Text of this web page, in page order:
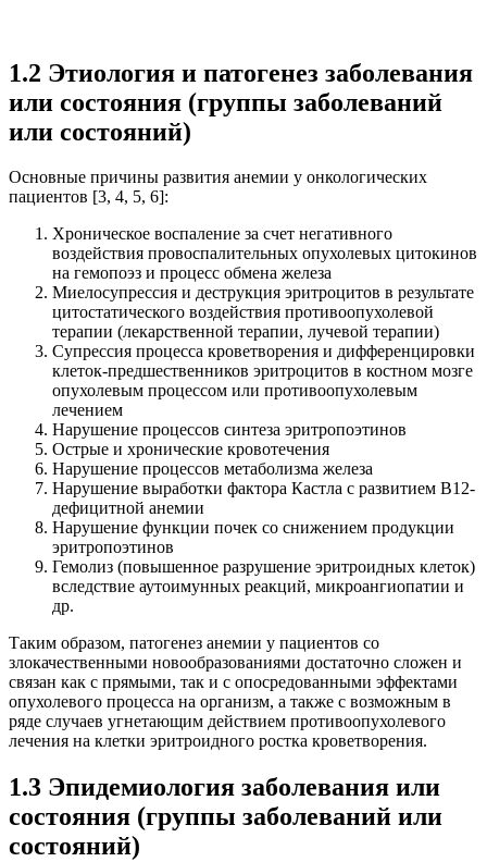
1.2 Этиология и патогенез заболевания
или состояния (группы заболеваний
или состояний)
Основные причины развития анемии у онкологических
пациентов [3, 4, 5, 6]:
Хроническое воспаление за счет негативного
воздействия провоспалительных опухолевых цитокинов
на гемопоэз и процесс обмена железа
Миелосупрессия и деструкция эритроцитов в результате
цитостатического воздействия противоопухолевой
терапии (лекарственной терапии, лучевой терапии)
Супрессия процесса кроветворения и дифференцировки
клеток-предшественников эритроцитов в костном мозге
опухолевым процессом или противоопухолевым
лечением
Нарушение процессов синтеза эритропоэтинов
Острые и хронические кровотечения
Нарушение процессов метаболизма железа
Нарушение выработки фактора Кастла с развитием В12-
дефицитной анемии
Нарушение функции почек со снижением продукции
эритропоэтинов
Гемолиз (повышенное разрушение эритроидных клеток)
вследствие аутоимунных реакций, микроангиопатии и
др.
Таким образом, патогенез анемии у пациентов со
злокачественными новообразованиями достаточно сложен и
связан как с прямыми, так и с опосредованными эффектами
опухолевого процесса на организм, а также с возможным в
ряде случаев угнетающим действием противоопухолевого
лечения на клетки эритроидного ростка кроветворения.
1.3 Эпидемиология заболевания или
состояния (группы заболеваний или
состояний)